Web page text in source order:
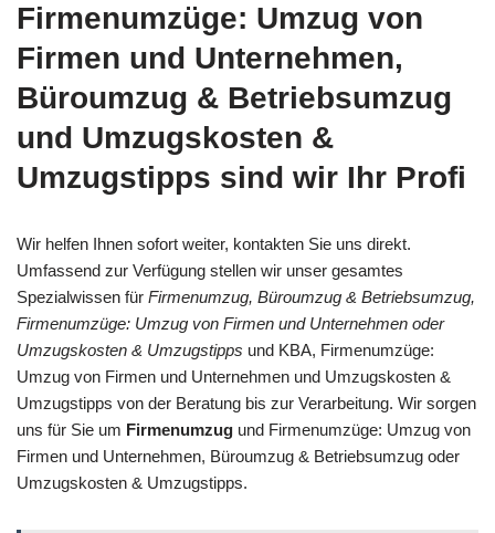
Firmenumzüge: Umzug von
Firmen und Unternehmen,
Büroumzug & Betriebsumzug
und Umzugskosten &
Umzugstipps sind wir Ihr Profi
Wir helfen Ihnen sofort weiter, kontakten Sie uns direkt.
Umfassend zur Verfügung stellen wir unser gesamtes
Spezialwissen für Firmenumzug, Büroumzug & Betriebsumzug,
Firmenumzüge: Umzug von Firmen und Unternehmen oder
Umzugskosten & Umzugstipps und KBA, Firmenumzüge:
Umzug von Firmen und Unternehmen und Umzugskosten &
Umzugstipps von der Beratung bis zur Verarbeitung. Wir sorgen
uns für Sie um Firmenumzug und Firmenumzüge: Umzug von
Firmen und Unternehmen, Büroumzug & Betriebsumzug oder
Umzugskosten & Umzugstipps.